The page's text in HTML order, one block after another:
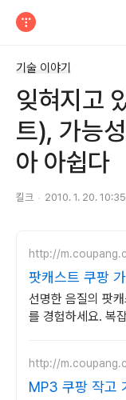
기술 이야기
잊혀지고
트), 가능
아 아쉽다
킬크 2010. 1. 20. 10:35
http://
팟캐스트 쿠팡
선명한 음질의 팟
를 경험하세요. 복
http://
MP3 쿠팡 작고